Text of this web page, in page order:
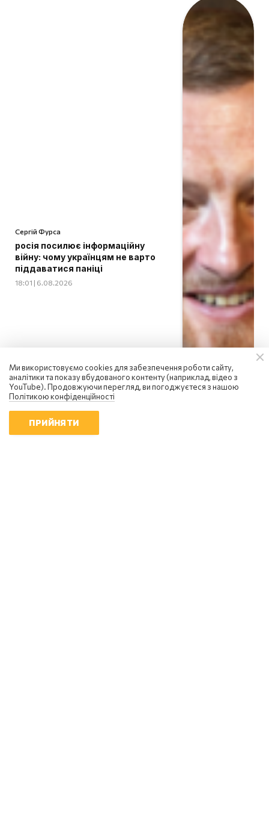
Сергій Фурса
росія посилює інформаційну
війну: чому українцям не варто
піддаватися паніці
18:01 | 6.08.2026
Ми використовуємо cookies для забезпечення роботи сайту,
аналітики та показу вбудованого контенту (наприклад, відео з
YouTube). Продовжуючи перегляд, ви погоджуєтеся з нашою
Політикою конфіденційності
ПРИЙНЯТИ